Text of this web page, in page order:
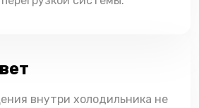
внутри холодильника не